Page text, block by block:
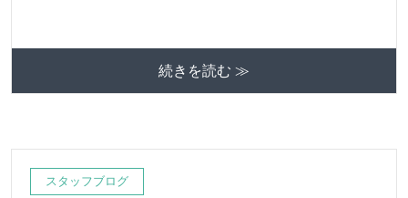
続きを読む ≫
スタッフブログ